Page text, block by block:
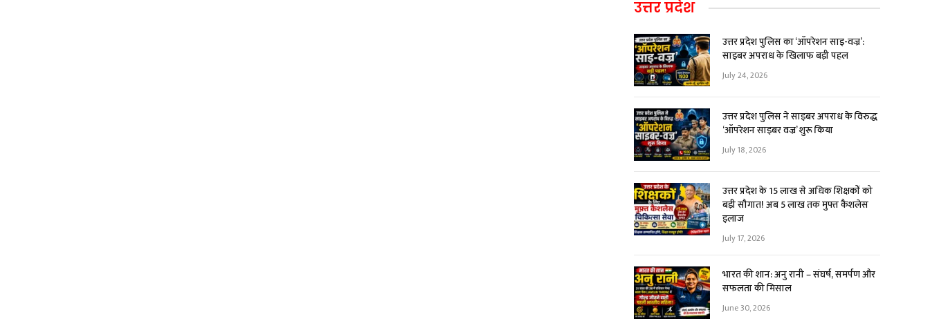
उत्तर प्रदेश
उत्तर प्रदेश पुलिस का ‘ऑपरेशन साइ-वज्र’:
साइबर अपराध के खिलाफ बड़ी पहल
July 24, 2026
उत्तर प्रदेश पुलिस ने साइबर अपराध के विरुद्ध
‘ऑपरेशन साइबर वज्र’ शुरू किया
July 18, 2026
उत्तर प्रदेश के 15 लाख से अधिक शिक्षकों को
बड़ी सौगात! अब ₹5 लाख तक मुफ्त कैशलेस
इलाज
July 17, 2026
भारत की शान: अनु रानी – संघर्ष, समर्पण और
सफलता की मिसाल
June 30, 2026